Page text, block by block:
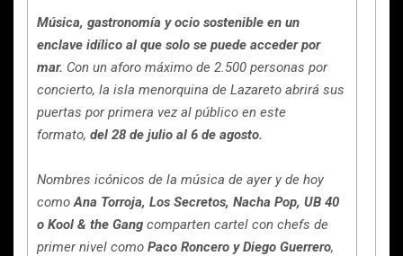
Música, gastronomía y ocio sostenible en un
enclave idílico al que solo se puede acceder por
mar. Con un aforo máximo de 2.500 personas por
concierto, la isla menorquina de Lazareto abrirá sus
puertas por primera vez al público en este
formato, del 28 de julio al 6 de agosto.
Nombres icónicos de la música de ayer y de hoy
comoAna Torroja, Los Secretos, Nacha Pop, UB 40
o Kool & the Gang comparten cartel con chefs de
primer nivel como Paco Roncero y Diego Guerrero,